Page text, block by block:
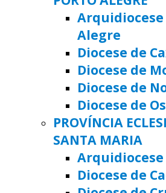
Alegre
Diocese de
Diocese de
Diocese de
Diocese de
PROVÍNCIA
SANTA MARIA
Diocese de